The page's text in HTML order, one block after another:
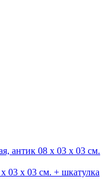
03 х 03 см. + шкатулка